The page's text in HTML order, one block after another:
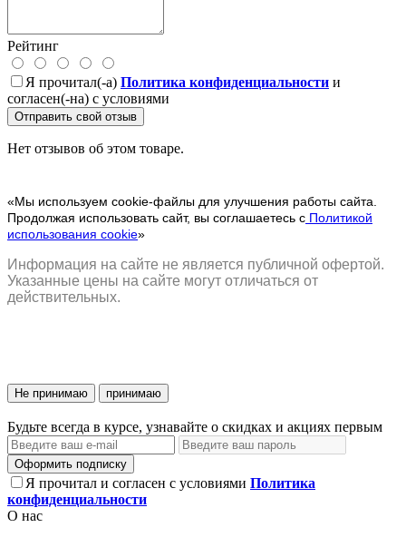
Рейтинг
Я прочитал(-а) Политика конфиденциальности и
согласен(-на) с условиями
Отправить свой отзыв
Нет отзывов об этом товаре.
«Мы используем cookie-файлы для улучшения работы сайта.
Продолжая использовать сайт, вы соглашаетесь с Политикой
использования cookie»
Информация на сайте не является публичной офертой.
Указанные цены на сайте могут отличаться от
действительных.
Не принимаю принимаю
Будьте всегда в курсе, узнавайте о скидках и акциях первым
Оформить подписку
Я прочитал и согласен с условиями Политика
конфиденциальности
О нас